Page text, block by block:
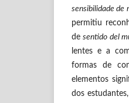
sensibilidade de
permitiu
desentido del
lentes e a
formas de
elementos
dos